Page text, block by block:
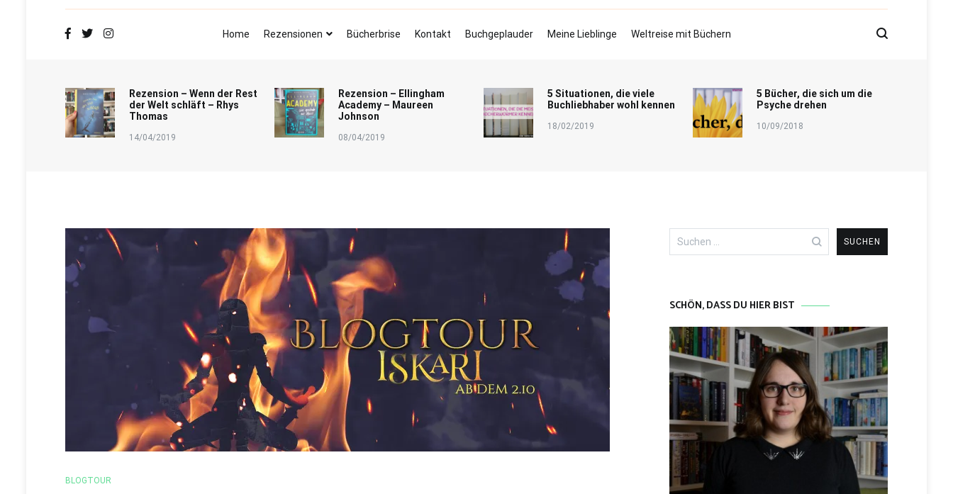
Home
Rezensionen Bücherbrise Kontakt Buchgeplauder Meine Lieblinge Weltreise mit Büchern
Rezension – Wenn der Rest
der Welt schläft – Rhys
Thomas
14/04/2019
Rezension – Ellingham
Academy – Maureen
Johnson
08/04/2019
5 Situationen, die viele
Buchliebhaber wohl kennen
18/02/2019
5 Bücher, die sich um die
Psyche drehen
10/09/2018
BLOGTOUR
Suchen
nach:
SCHÖN, DASS DU HIER BIST